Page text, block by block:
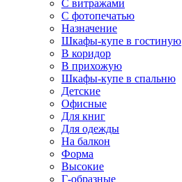
С витражами
С фотопечатью
Назначение
Шкафы-купе в гостиную
В коридор
В прихожую
Шкафы-купе в спальню
Детские
Офисные
Для книг
Для одежды
На балкон
Форма
Высокие
Г-образные